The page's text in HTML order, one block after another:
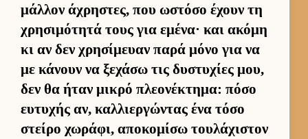
μάλ­λον άχρηστες, που ωστόσο έχουν τη
χρησιμότητά τους για εμένα· και ακόμη
κι αν δεν χρησίμευαν παρά μόνο για να
με κάνουν να ξεχάσω τις δυστυχίες μου,
δεν θα ήταν μικρό πλεονέκτημα: πόσο
ευ­τυχής αν, καλ­λιερ­γώντας ένα τόσο
στείρο χωράφι, αποκομίσω του­λάχιστον